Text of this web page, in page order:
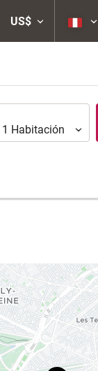
US$
1 Habitación